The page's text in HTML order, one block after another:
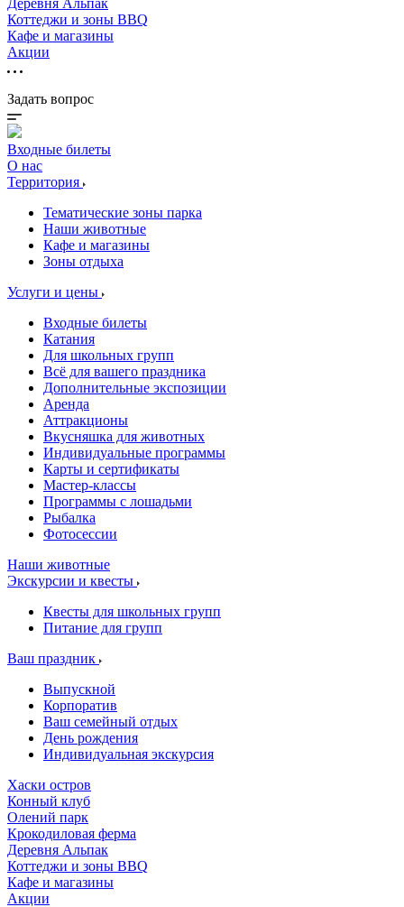
Деревня Альпак
Коттеджи и зоны BBQ
Кафе и магазины
Акции
Задать вопрос
Входные билеты
О нас
Территория
Тематические зоны парка
Наши животные
Кафе и магазины
Зоны отдыха
Услуги и цены
Входные билеты
Катания
Для школьных групп
Всё для вашего праздника
Дополнительные экспозиции
Аренда
Аттракционы
Вкусняшка для животных
Индивидуальные программы
Карты и сертификаты
Мастер-классы
Программы с лошадьми
Рыбалка
Фотосессии
Наши животные
Экскурсии и квесты
Квесты для школьных групп
Питание для групп
Ваш праздник
Выпускной
Корпоратив
Ваш семейный отдых
День рождения
Индивидуальная экскурсия
Хаски остров
Конный клуб
Олений парк
Крокодиловая ферма
Деревня Альпак
Коттеджи и зоны BBQ
Кафе и магазины
Акции